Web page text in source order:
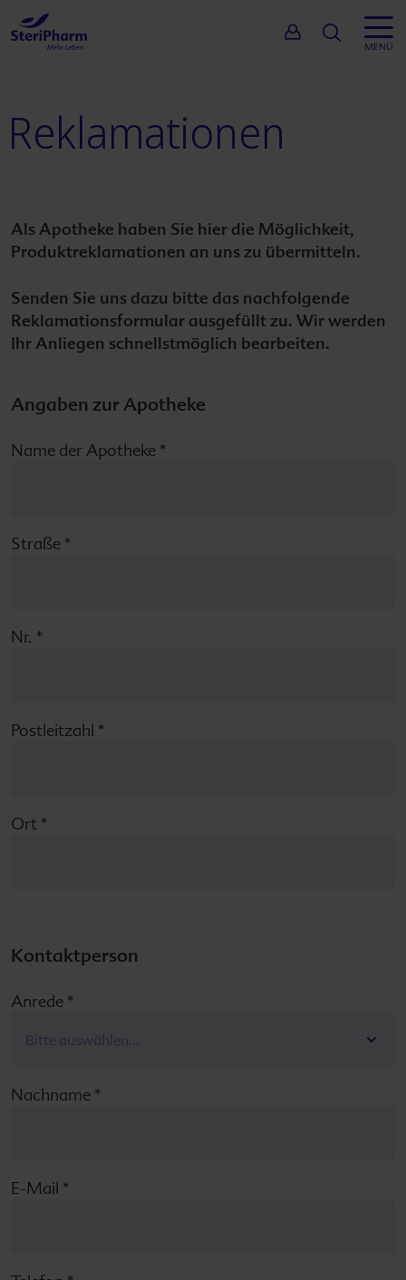
Suche
MENÜ
Reklamationen
Als Apotheke haben Sie hier die Möglichkeit,
Produktreklamationen an uns zu übermitteln.
Senden Sie uns dazu bitte das nachfolgende
Reklamationsformular ausgefüllt zu. Wir werden
Ihr Anliegen schnellstmöglich bearbeiten.
Angaben zur Apotheke
Name der Apotheke *
Straße *
Nr. *
Postleitzahl *
Ort *
Kontaktperson
Anrede *
Nachname *
E-Mail *
Für